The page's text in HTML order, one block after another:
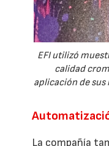
EFI utilizó
calidad
aplicación de
La compañía